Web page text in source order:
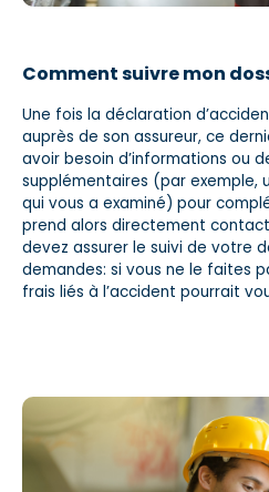
Comment suivre mon
Une fois la déclaration
auprès de son assureur, ce
avoir besoin d’informations ou
supplémentaires (par exemple,
qui vous a examiné) pour
prend alors directement
devez assurer le suivi de votre
demandes: si vous ne le faites
frais liés à l’accident pourrait